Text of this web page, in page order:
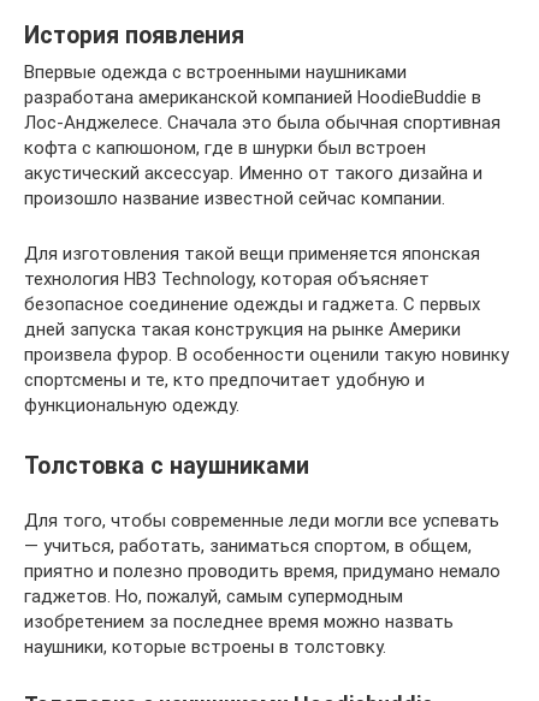
История появления
Впервые одежда с встроенными наушниками
разработана американской компанией HoodieBuddie в
Лос-Анджелесе. Сначала это была обычная спортивная
кофта с капюшоном, где в шнурки был встроен
акустический аксессуар. Именно от такого дизайна и
произошло название известной сейчас компании.
Для изготовления такой вещи применяется японская
технология HB3 Technology, которая объясняет
безопасное соединение одежды и гаджета. С первых
дней запуска такая конструкция на рынке Америки
произвела фурор. В особенности оценили такую новинку
спортсмены и те, кто предпочитает удобную и
функциональную одежду.
Толстовка с наушниками
Для того, чтобы современные леди могли все успевать
— учиться, работать, заниматься спортом, в общем,
приятно и полезно проводить время, придумано немало
гаджетов. Но, пожалуй, самым супермодным
изобретением за последнее время можно назвать
наушники, которые встроены в толстовку.